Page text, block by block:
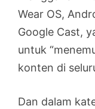
Wear OS,
Google Cast,
untuk
konten di
Dan dalam